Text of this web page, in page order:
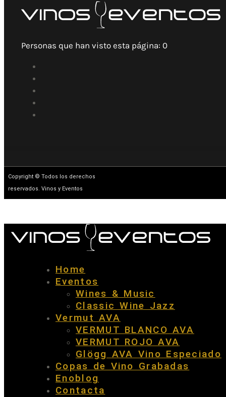
Personas que han visto esta página: 0
Copyright © Todos los derechos
reservados. Vinos y Eventos
Home
Eventos
Wines & Music
Classic Wine Jazz
Vermut AVA
VERMUT BLANCO AVA
VERMUT ROJO AVA
Glögg AVA Vino Especiado
Copas de Vino Grabadas
Enoblog
Contacta